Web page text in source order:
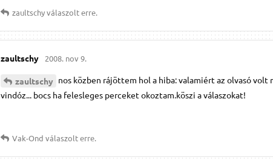
zaultschyválaszolt erre.
zaultschy 2008. nov 9.
zaultschy nos közben rájöttem hol a hiba: valamiért az olvasó volt
vindóz... bocs ha felesleges perceket okoztam.köszi a válaszokat!
Vak-Ond válaszolt erre.